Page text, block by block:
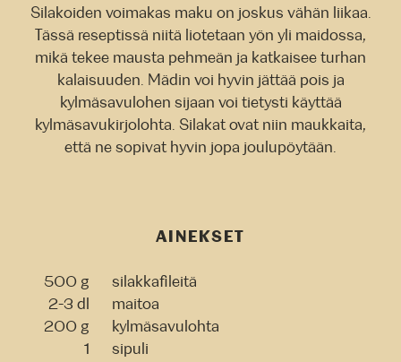
Silakoiden voimakas maku on joskus vähän liikaa.
Tässä reseptissä niitä liotetaan yön yli maidossa,
mikä tekee mausta pehmeän ja katkaisee turhan
kalaisuuden. Mädin voi hyvin jättää pois ja
kylmäsavulohen sijaan voi tietysti käyttää
kylmäsavukirjolohta. Silakat ovat niin maukkaita,
että ne sopivat hyvin jopa joulupöytään.
AINEKSET
500 g
silakkafileitä
2-3 dl
maitoa
200 g
kylmäsavulohta
1
sipuli